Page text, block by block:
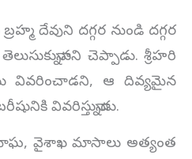
దేవుని దగ్గర నుండి దగ్గర
చెప్పాడు. శ్రీహరి
వివరించాడని, ఆ దివ్యమైన
వివరిస్తున్నాడు.
వైశాఖ మాసాలు అత్యంత